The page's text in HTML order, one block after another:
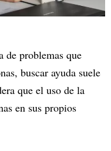
de problemas que
buscar ayuda suele
que el uso de la
en sus propios